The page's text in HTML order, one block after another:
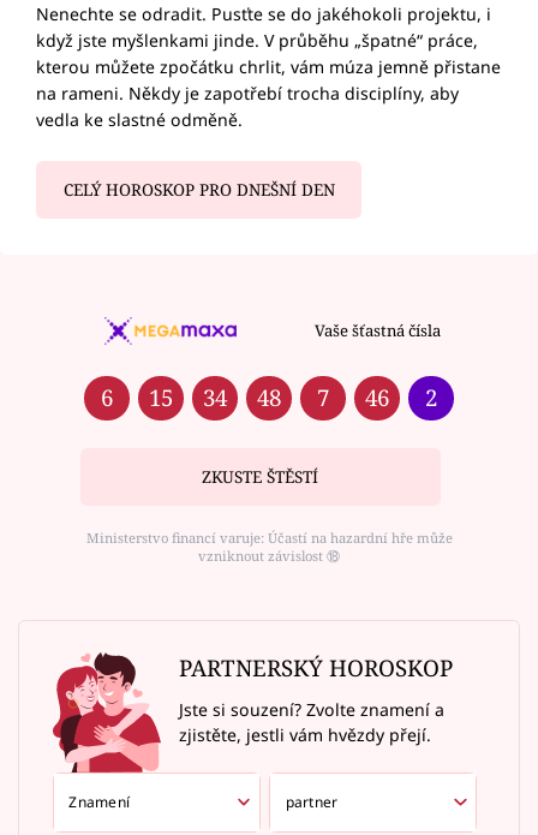
Nenechte se odradit. Pusťte se do jakéhokoli projektu, i
když jste myšlenkami jinde. V průběhu „špatné“ práce,
kterou můžete zpočátku chrlit, vám múza jemně přistane
na rameni. Někdy je zapotřebí trocha disciplíny, aby
vedla ke slastné odměně.
CELÝ HOROSKOP PRO DNEŠNÍ DEN
Vaše šťastná čísla
6 15 34 48 7 46 2
ZKUSTE ŠTĚSTÍ
Ministerstvo financí varuje: Účastí na hazardní hře může
vzniknout závislost ⑱
PARTNERSKÝ HOROSKOP
Jste si souzení? Zvolte znamení a
zjistěte, jestli vám hvězdy přejí.